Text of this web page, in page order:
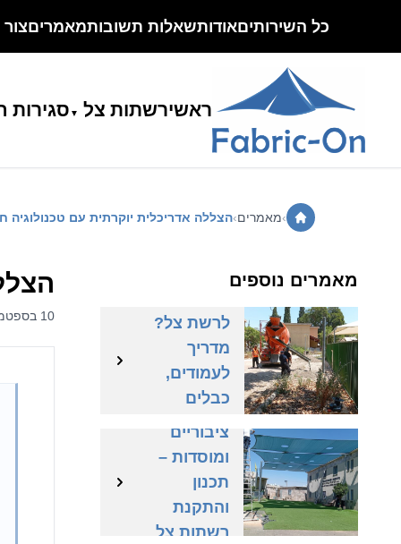
כל השירותיםאודותשאלות תשובותמאמרים
ראשירשתות צל סגירות
›מאמרים›הצללה אדריכלית יוקרתית עם טכנולוגיה
מאמרים נוספיםאיך בוחרים
לרשת צל?
מדריך
לעמודים,
כבלים
נכונה
הצללת
שטחים
ציבוריים
ומוסדות –
תכנון
והתקנת
רשתות צל
רשת צל
לבריכה –
המדריך
10 בספטמבר 2025 | אור